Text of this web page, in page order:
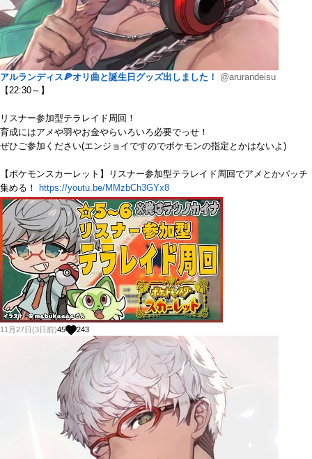
アルランディス🍕オリ曲と誕生日グッズ出しました！
@arurandeisu
【22:30～】
リスナー参加型テラレイド周回！
育成にはアメや羽やお金やらいろいろ必要でっせ！
ぜひご参加ください(エンジョイですのでポケモンの指定とかはないよ)
【ポケモンスカーレット】リスナー参加型テラレイド周回でアメとかパッチ
集める！
https://youtu.be/MMzbCh3GYx8
11月27日(3日前)45 243